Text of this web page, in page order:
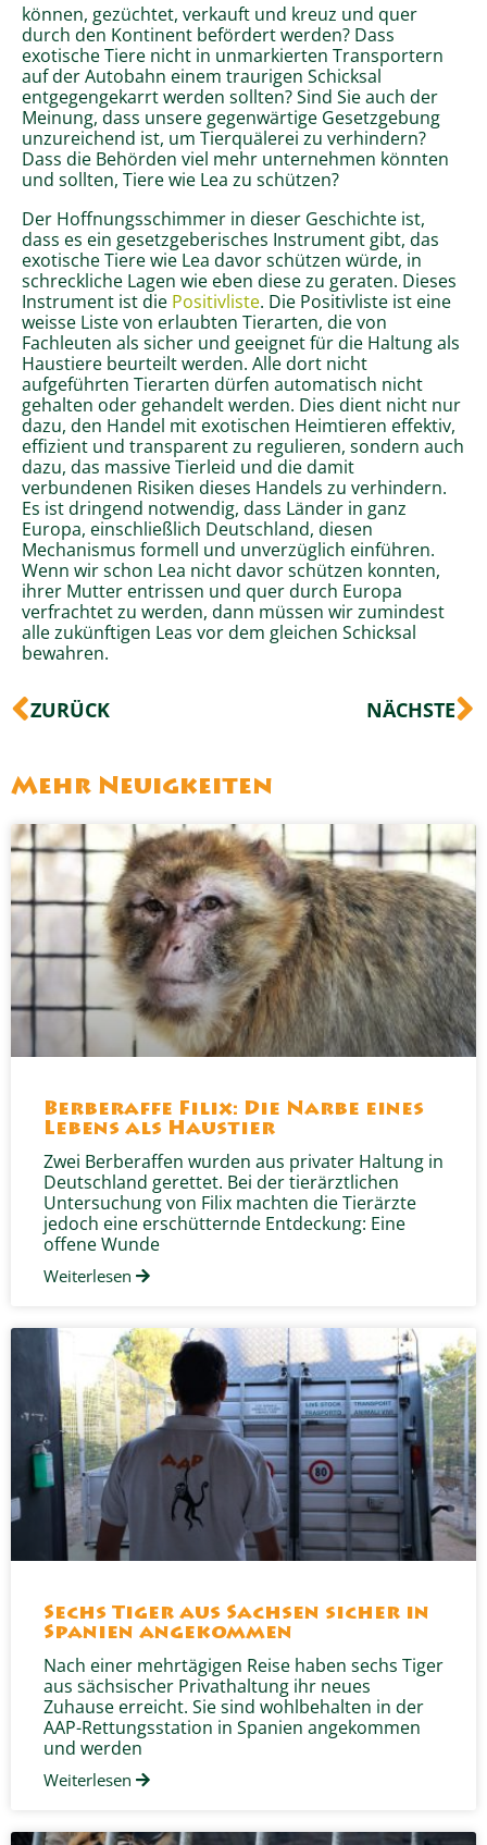
können, gezüchtet, verkauft und kreuz und quer
durch den Kontinent befördert werden? Dass
exotische Tiere nicht in unmarkierten Transportern
auf der Autobahn einem traurigen Schicksal
entgegengekarrt werden sollten? Sind Sie auch der
Meinung, dass unsere gegenwärtige Gesetzgebung
unzureichend ist, um Tierquälerei zu verhindern?
Dass die Behörden viel mehr unternehmen könnten
und sollten, Tiere wie Lea zu schützen?
Der Hoffnungsschimmer in dieser Geschichte ist,
dass es ein gesetzgeberisches Instrument gibt, das
exotische Tiere wie Lea davor schützen würde, in
schreckliche Lagen wie eben diese zu geraten. Dieses
Instrument ist die Positivliste. Die Positivliste ist eine
weisse Liste von erlaubten Tierarten, die von
Fachleuten als sicher und geeignet für die Haltung als
Haustiere beurteilt werden. Alle dort nicht
aufgeführten Tierarten dürfen automatisch nicht
gehalten oder gehandelt werden. Dies dient nicht nur
dazu, den Handel mit exotischen Heimtieren effektiv,
effizient und transparent zu regulieren, sondern auch
dazu, das massive Tierleid und die damit
verbundenen Risiken dieses Handels zu verhindern.
Es ist dringend notwendig, dass Länder in ganz
Europa, einschließlich Deutschland, diesen
Mechanismus formell und unverzüglich einführen.
Wenn wir schon Lea nicht davor schützen konnten,
ihrer Mutter entrissen und quer durch Europa
verfrachtet zu werden, dann müssen wir zumindest
alle zukünftigen Leas vor dem gleichen Schicksal
bewahren.
Zurück
ZURÜCK NÄCHSTE
Mehr Neuigkeiten
Berberaffe Filix: Die Narbe eines
Lebens als Haustier
Zwei Berberaffen wurden aus privater Haltung in
Deutschland gerettet. Bei der tierärztlichen
Untersuchung von Filix machten die Tierärzte
jedoch eine erschütternde Entdeckung: Eine
offene Wunde
Weiterlesen
Sechs Tiger aus Sachsen sicher in
Spanien angekommen
Nach einer mehrtägigen Reise haben sechs Tiger
aus sächsischer Privathaltung ihr neues
Zuhause erreicht. Sie sind wohlbehalten in der
AAP-Rettungsstation in Spanien angekommen
und werden
Weiterlesen